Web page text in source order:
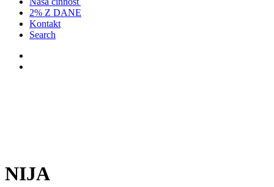
2% Z DANE
Kontakt
Search
NIJA